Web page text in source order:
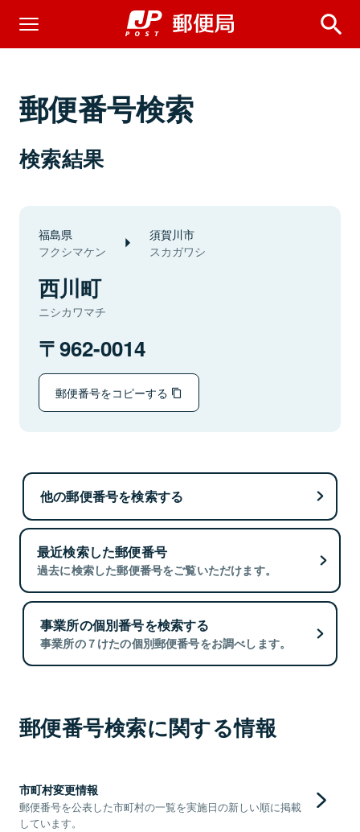
郵便番号検索
検索結果
福島県
フクシマケン
須賀川市
スカガワシ
西川町
ニシカワマチ
962-0014
郵便番号をコピーする
他の郵便番号を検索する
最近検索した郵便番号
過去に検索した郵便番号をご覧いただけます。
事業所の個別番号を検索する
事業所の７けたの個別郵便番号をお調べします。
郵便番号検索に関する情報
市町村変更情報
郵便番号を公表した市町村の一覧を実施日の新しい順に掲載
しています。